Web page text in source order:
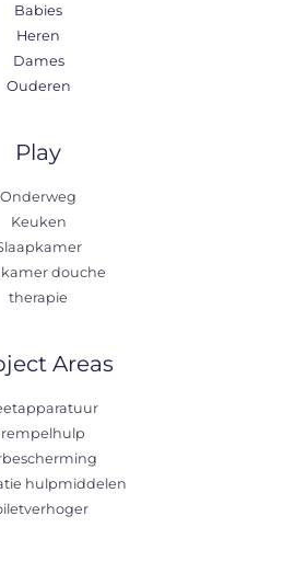
Babies
Heren
Dames
Ouderen
Play
Onderweg
Keuken
douche
therapie
Areas
hulpmiddelen